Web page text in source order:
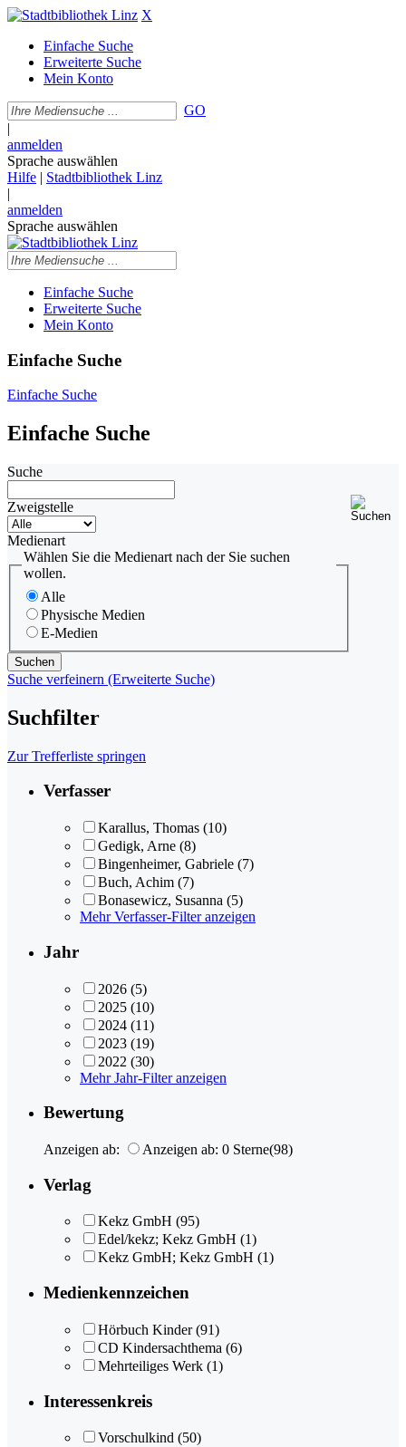
X
Einfache Suche
Erweiterte Suche
Mein Konto
GO
|
anmelden
Sprache auswählen
Hilfe | Stadtbibliothek Linz
|
anmelden
Sprache auswählen
Einfache Suche
Erweiterte Suche
Mein Konto
Einfache Suche
Einfache Suche
Einfache Suche
Suche
Zweigstelle
Medienart
Wählen Sie die Medienart nach der Sie suchen
wollen.
Alle
Physische Medien
E-Medien
Suche verfeinern (Erweiterte Suche)
Suchfilter
Zur Trefferliste springen
Verfasser
Karallus, Thomas (10)
Gedigk, Arne (8)
Bingenheimer, Gabriele (7)
Buch, Achim (7)
Bonasewicz, Susanna (5)
Mehr Verfasser-Filter anzeigen
Jahr
2026 (5)
2025 (10)
2024 (11)
2023 (19)
2022 (30)
Mehr Jahr-Filter anzeigen
Bewertung
Anzeigen ab: Anzeigen ab: 0 Sterne(98)
Verlag
Kekz GmbH (95)
Edel/kekz; Kekz GmbH (1)
Kekz GmbH; Kekz GmbH (1)
Medienkennzeichen
Hörbuch Kinder (91)
CD Kindersachthema (6)
Mehrteiliges Werk (1)
Interessenkreis
Vorschulkind (50)